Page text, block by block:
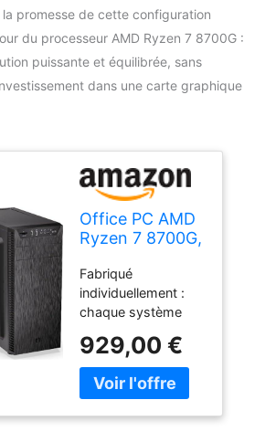
promesse de cette configuration
du processeur AMD Ryzen 7 8700G :
puissante et équilibrée, sans
dans une carte graphique
Office PC AMD
Ryzen 7 8700G,
SSD 1 To,
Graveur DVD,
AMD Radeon
780M, Windows
11 Pro 64 bits
Fabriqué
individuellement :
chaque système
fabriqué par nos
soins dans le nord
de l'Allemagne,
929,00 €